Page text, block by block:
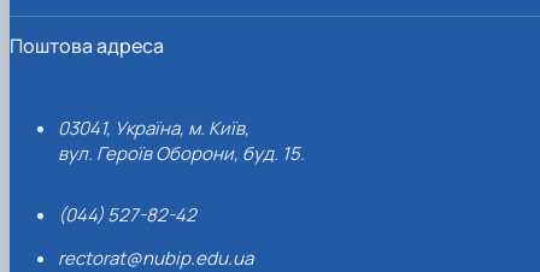
Поштова адреса
03041, Україна, м. Київ,
вул. Героїв Оборони, буд. 15.
(044) 527-82-42
rectorat@nubip.edu.ua